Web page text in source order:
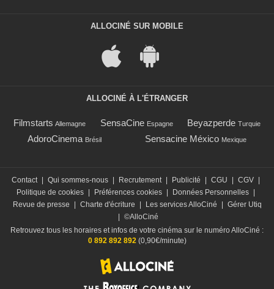
ALLOCINÉ SUR MOBILE
ALLOCINÉ À L'ÉTRANGER
Filmstarts Allemagne SensaCine Espagne Beyazperde Turquie
AdoroCinema Brésil Sensacine México Mexique
Contact Qui sommes-nous Recrutement Publicité CGU CGV
Politique de cookies
Préférences cookies Données Personnelles
Revue de presse
Charte d'écriture Les services AlloCiné
Gérer Utiq
©AlloCiné
Retrouvez tous les horaires et infos de votre cinéma sur le numéro AlloCiné :
0 892 892 892(0,90€/minute)